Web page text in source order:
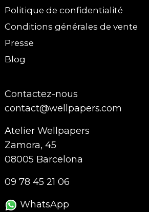
Politique de confidentialité
Conditions générales de vente
Presse
Blog
Contactez-nous
contact@wellpapers.com
Atelier Wellpapers
Zamora, 45
08005 Barcelona
09 78 45 21 06
WhatsApp